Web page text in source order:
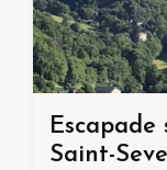
Escapade
Saint-